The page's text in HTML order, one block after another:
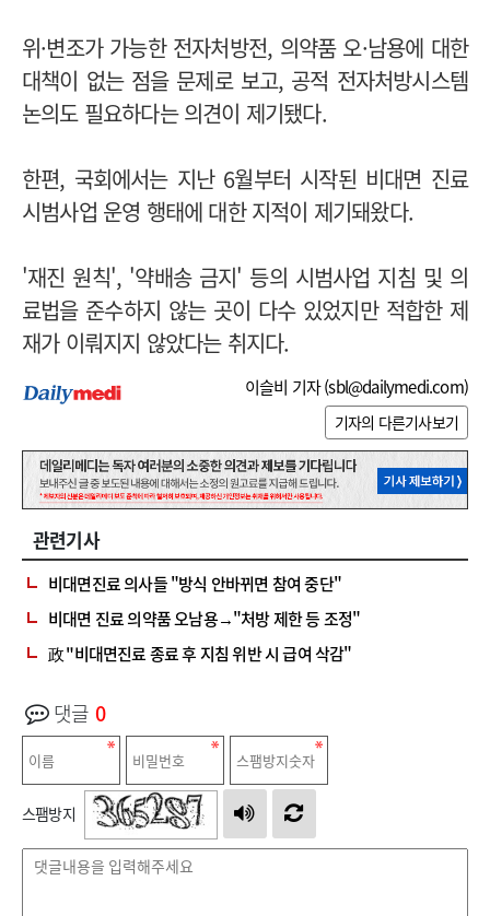
위·변조가 가능한 전자처방전, 의약품 오·남용에 대한
대책이 없는 점을 문제로 보고, 공적 전자처방시스템
논의도 필요하다는 의견이 제기됐다.
한편, 국회에서는 지난 6월부터 시작된 비대면 진료
시범사업 운영 행태에 대한 지적이 제기돼왔다.
'재진 원칙', '약배송 금지' 등의 시범사업 지침 및 의
료법을 준수하지 않는 곳이 다수 있었지만 적합한 제
재가 이뤄지지 않았다는 취지다.
이슬비 기자 (sbl@dailymedi.com)
기자의 다른기사보기
관련기사
비대면진료 의사들 "방식 안바뀌면 참여 중단"
비대면 진료 의약품 오남용→"처방 제한 등 조정"
政 "비대면진료 종료 후 지침 위반 시 급여 삭감"
댓글 0
스팸방지